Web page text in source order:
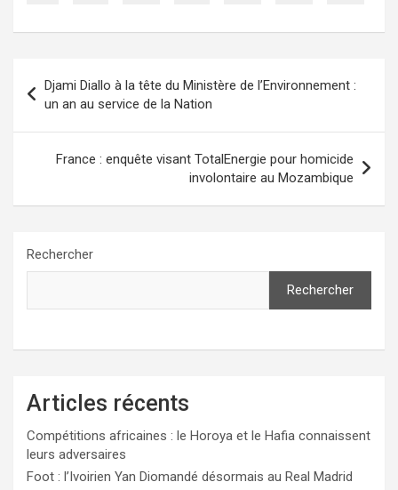
de
l’article
Djami Diallo à la tête du Ministère de l’Environnement :
un an au service de la Nation
France : enquête visant TotalEnergie pour homicide
involontaire au Mozambique
Rechercher
Rechercher
Articles récents
Compétitions africaines : le Horoya et le Hafia connaissent
leurs adversaires
Foot : l’Ivoirien Yan Diomandé désormais au Real Madrid